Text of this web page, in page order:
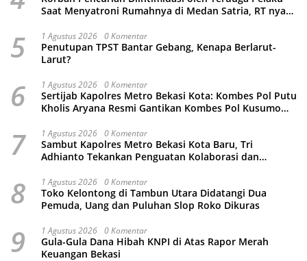
Saat Menyatroni Rumahnya di Medan Satria, RT nya
5 1 Agustus 2026 0 Komentar
Penutupan TPST Bantar Gebang, Kenapa Berlarut-
Larut?
6 1 Agustus 2026 0 Komentar
Sertijab Kapolres Metro Bekasi Kota: Kombes Pol Putu
Kholis Aryana Resmi Gantikan Kombes Pol Kusumo
7 1 Agustus 2026 0 Komentar
Sambut Kapolres Metro Bekasi Kota Baru, Tri
Adhianto Tekankan Penguatan Kolaborasi dan
8 1 Agustus 2026 0 Komentar
Toko Kelontong di Tambun Utara Didatangi Dua
Pemuda, Uang dan Puluhan Slop Roko Dikuras
9 1 Agustus 2026 0 Komentar
Gula-Gula Dana Hibah KNPI di Atas Rapor Merah
Keuangan Bekasi